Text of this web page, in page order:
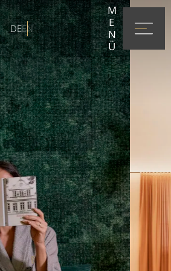
DEEN MENÜ